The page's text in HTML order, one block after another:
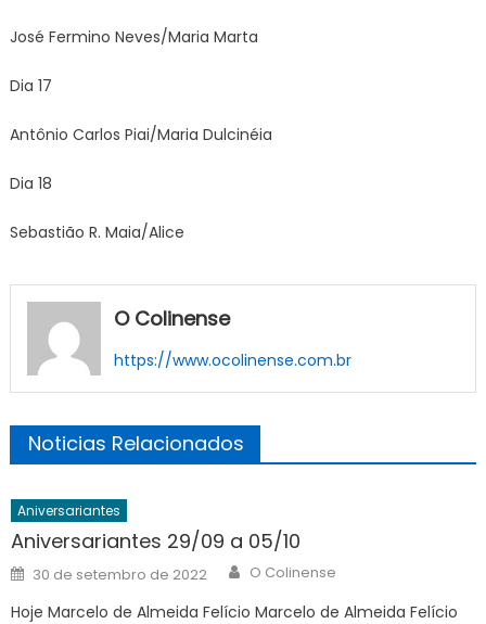
José Fermino Neves/Maria Marta
Dia 17
Antônio Carlos Piai/Maria Dulcinéia
Dia 18
Sebastião R. Maia/Alice
O Colinense
https://www.ocolinense.com.br
Noticias Relacionados
Aniversariantes
Aniversariantes 29/09 a 05/10
Posted
on
30 de setembro de 2022 Author
O Colinense
Hoje Marcelo de Almeida Felício Marcelo de Almeida Felício